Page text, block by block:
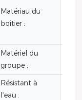
Matériau du
boîtier :
Matériel du
groupe :
Résistant à
l'eau :